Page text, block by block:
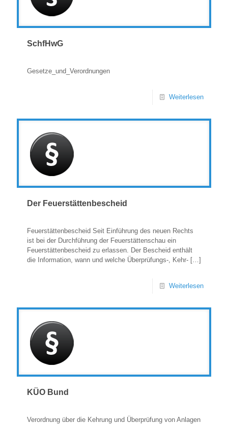
SchfHwG
Gesetze_und_Verordnungen
Weiterlesen
Der Feuerstättenbescheid
Feuerstättenbescheid Seit Einführung des neuen Rechts
ist bei der Durchführung der Feuerstättenschau ein
Feuerstättenbescheid zu erlassen. Der Bescheid enthält
die Information, wann und welche Überprüfungs-, Kehr- […]
Weiterlesen
KÜO Bund
Verordnung über die Kehrung und Überprüfung von Anlagen